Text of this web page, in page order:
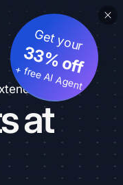
at
Get your
33% off
+ free AI Agent